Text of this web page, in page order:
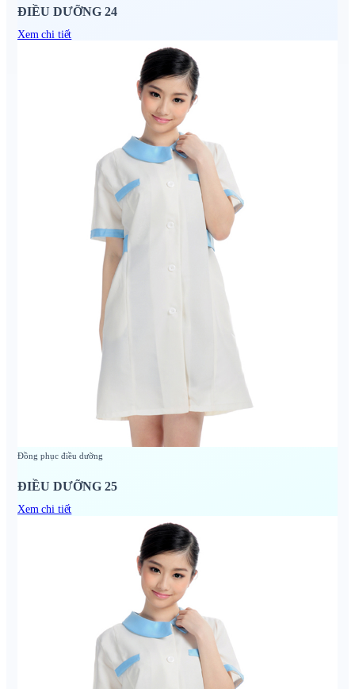
ĐIỀU DƯỠNG 24
Xem chi tiết
Đồng phục điều dưỡng
ĐIỀU DƯỠNG 25
Xem chi tiết